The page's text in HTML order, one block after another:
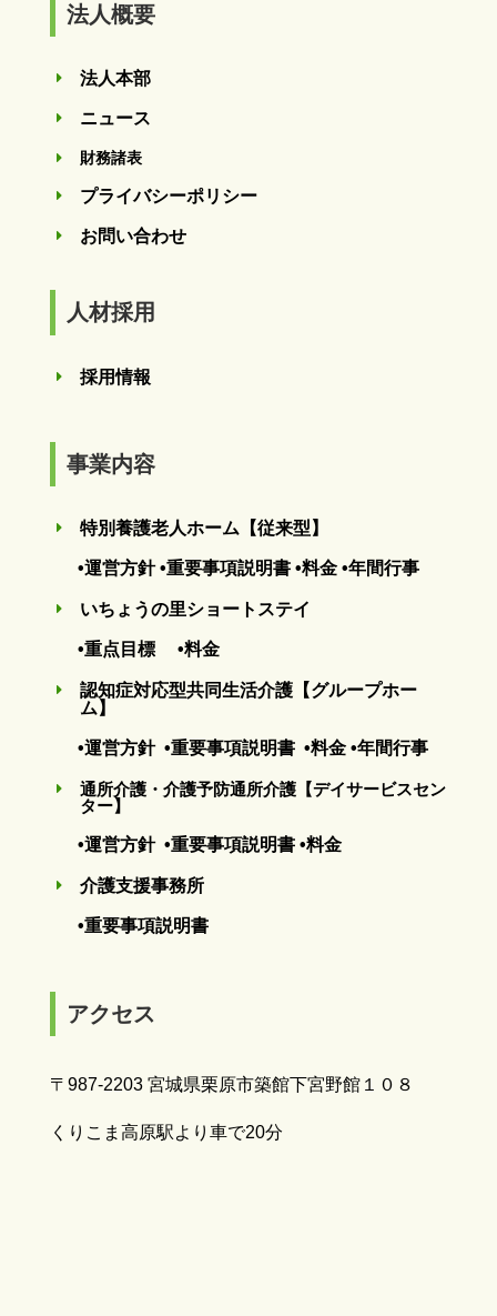
法人概要
E 法人本部
E ニュース
E 財務諸表
E プライバシーポリシー
E お問い合わせ
人材採用
E 採用情報
事業内容
E 特別養護老人ホーム【従来型】
•運営方針 •重要事項説明書 •料金 •年間行事
E いちょうの里ショートステイ
•重点目標 •料金
E
認知症対応型共同生活介護【グループホー
ム】
•運営方針 •重要事項説明書 •料金 •年間行事
E
通所介護・介護予防通所介護【デイサービスセン
ター】
•運営方針 •重要事項説明書 •料金
E 介護支援事務所
•重要事項説明書
アクセス
〒987-2203 宮城県栗原市築館下宮野館１０８
くりこま高原駅より車で20分